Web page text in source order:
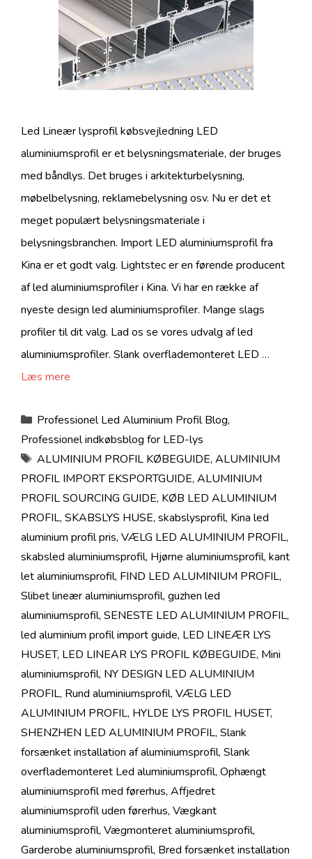
Led Lineær lysprofil købsvejledning LED
aluminiumsprofil er et belysningsmateriale, der bruges
med båndlys. Det bruges i arkitekturbelysning,
møbelbelysning, reklamebelysning osv. Nu er det et
meget populært belysningsmateriale i
belysningsbranchen. Import LED aluminiumsprofil fra
Kina er et godt valg. Lightstec er en førende producent
af led aluminiumsprofiler i Kina. Vi har en række af
nyeste design led aluminiumsprofiler. Mange slags
profiler til dit valg. Lad os se vores udvalg af led
aluminiumsprofiler. Slank overflademonteret LED …
Læs mere
Kategorier
Professionel Led Aluminium Profil Blog,
Professionel indkøbsblog for LED-lys
Tags
ALUMINIUM PROFIL KØBEGUIDE, ALUMINIUM
PROFIL IMPORT EKSPORTGUIDE, ALUMINIUM
PROFIL SOURCING GUIDE, KØB LED ALUMINIUM
PROFIL, SKABSLYS HUSE, skabslysprofil, Kina led
aluminium profil pris, VÆLG LED ALUMINIUM PROFIL,
skabsled aluminiumsprofil, Hjørne aluminiumsprofil, kant
let aluminiumsprofil, FIND LED ALUMINIUM PROFIL,
Slibet lineær aluminiumsprofil, guzhen led
aluminiumsprofil, SENESTE LED ALUMINIUM PROFIL,
led aluminium profil import guide, LED LINEÆR LYS
HUSET, LED LINEAR LYS PROFIL KØBEGUIDE, Mini
aluminiumsprofil, NY DESIGN LED ALUMINIUM
PROFIL, Rund aluminiumsprofil, VÆLG LED
ALUMINIUM PROFIL, HYLDE LYS PROFIL HUSET,
SHENZHEN LED ALUMINIUM PROFIL, Slank
forsænket installation af aluminiumsprofil, Slank
overflademonteret Led aluminiumsprofil, Ophængt
aluminiumsprofil med førerhus, Affjedret
aluminiumsprofil uden førerhus, Vægkant
aluminiumsprofil, Vægmonteret aluminiumsprofil,
Garderobe aluminiumsprofil, Bred forsænket installation